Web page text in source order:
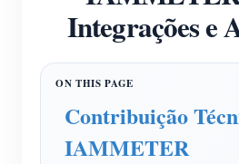
Trifásico Medidor de
Trifásico Medidor de
Controlador de potência
IAMMETER Cloud Pro
Serviço de hospedagem
Integrações e
Contribuição
IAMMETER